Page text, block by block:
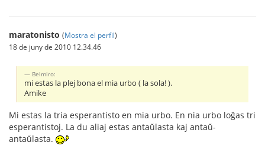
maratonisto (Mostra el perfil)
18 de juny de 2010 12.34.46
Belmiro:
mi estas la plej bona el mia urbo ( la sola! ).
Amike
Mi estas la tria esperantisto en mia urbo. En nia urbo loĝas tri
esperantistoj. La du aliaj estas antaŭlasta kaj antaŭ-
antaŭlasta.